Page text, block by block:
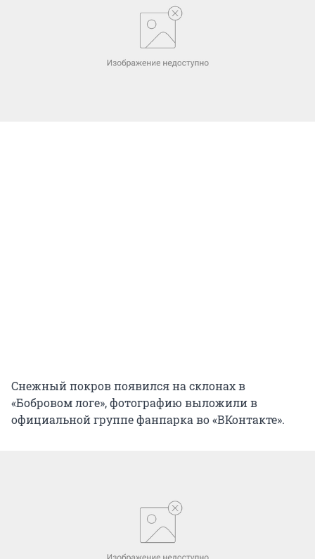
Снежный покров появился на склонах в
«Бобровом логе», фотографию выложили в
официальной группе фанпарка во «ВКонтакте».